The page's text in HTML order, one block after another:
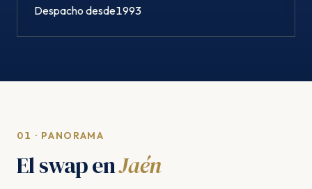
Despacho desde1993
01 · PANORAMA
El swap enJaén